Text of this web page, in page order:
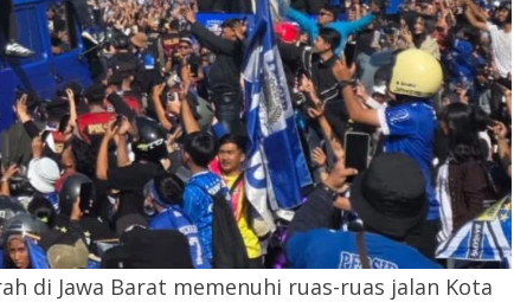
di Jawa Barat memenuhi ruas-ruas jalan Kota